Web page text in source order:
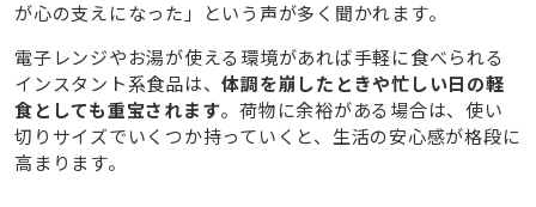
が心の支えになった」という声が多く聞かれます。
電子レンジやお湯が使える環境があれば手軽に食べられる
インスタント系食品は、体調を崩したときや忙しい日の軽
食としても重宝されます。荷物に余裕がある場合は、使い
切りサイズでいくつか持っていくと、生活の安心感が格段に
高まります。